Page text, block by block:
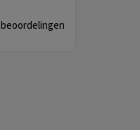
beoordelingen